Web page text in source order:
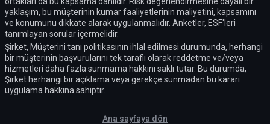
yaklaşım, bu müşterinin kumar faaliyetlerinin maliyetini, kapsamını
ve konumunu dikkate alarak uygulanmalıdır. Anketler, ESF'leri
tanımlayan sorular içermelidir.
Şirket, Müşterini tanı politikasının ihlal edilmesi durumunda, herhangi
bir müşterinin başvurularını tek taraflı olarak reddetme ve/veya
hizmetleri daha fazla sunmama hakkını saklı tutar. Bu durumda,
Şirket herhangi bir açıklama veya gerekçe sunmadan bu kararı
uygulama hakkına sahiptir.
Ana sayfaya dön